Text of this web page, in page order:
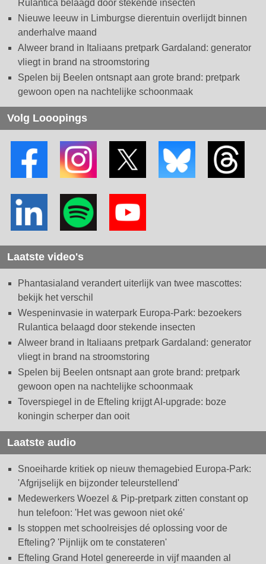
Rulantica belaagd door stekende insecten
Nieuwe leeuw in Limburgse dierentuin overlijdt binnen
anderhalve maand
Alweer brand in Italiaans pretpark Gardaland: generator
vliegt in brand na stroomstoring
Spelen bij Beelen ontsnapt aan grote brand: pretpark
gewoon open na nachtelijke schoonmaak
Volg Looopings
Laatste video's
Phantasialand verandert uiterlijk van twee mascottes:
bekijk het verschil
Wespeninvasie in waterpark Europa-Park: bezoekers
Rulantica belaagd door stekende insecten
Alweer brand in Italiaans pretpark Gardaland: generator
vliegt in brand na stroomstoring
Spelen bij Beelen ontsnapt aan grote brand: pretpark
gewoon open na nachtelijke schoonmaak
Toverspiegel in de Efteling krijgt AI-upgrade: boze
koningin scherper dan ooit
Laatste audio
Snoeiharde kritiek op nieuw themagebied Europa-Park:
'Afgrijselijk en bijzonder teleurstellend'
Medewerkers Woezel & Pip-pretpark zitten constant op
hun telefoon: 'Het was gewoon niet oké'
Is stoppen met schoolreisjes dé oplossing voor de
Efteling? 'Pijnlijk om te constateren'
Efteling Grand Hotel genereerde in vijf maanden al